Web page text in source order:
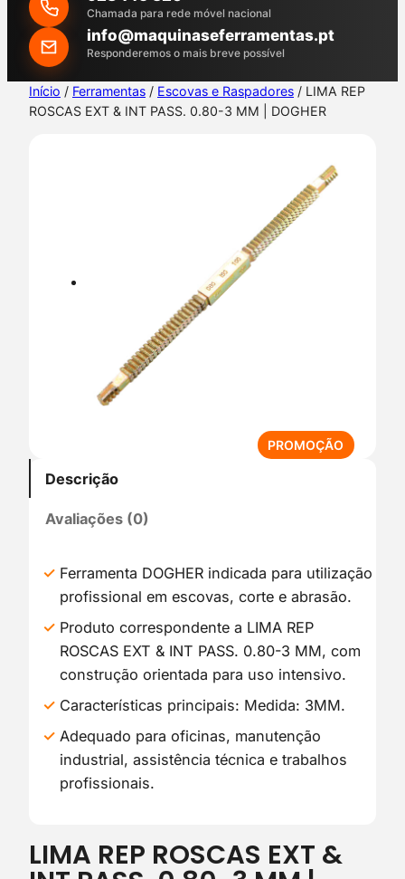
c
h
Chamada para rede móvel nacional
info@maquinaseferramentas.pt
Responderemos o mais breve possível
Início / Ferramentas / Escovas e Raspadores / LIMA REP
ROSCAS EXT & INT PASS. 0.80-3 MM | DOGHER
PROMOÇÃO
R
E
M
M
O
Descrição
Avaliações (0)
Ferramenta DOGHER indicada para utilização
profissional em escovas, corte e abrasão.
Produto correspondente a LIMA REP
ROSCAS EXT & INT PASS. 0.80-3 MM, com
construção orientada para uso intensivo.
Características principais: Medida: 3MM.
Adequado para oficinas, manutenção
industrial, assistência técnica e trabalhos
profissionais.
LIMA REP ROSCAS EXT &